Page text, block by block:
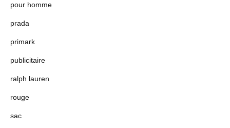
pour homme
prada
primark
publicitaire
ralph lauren
rouge
sac